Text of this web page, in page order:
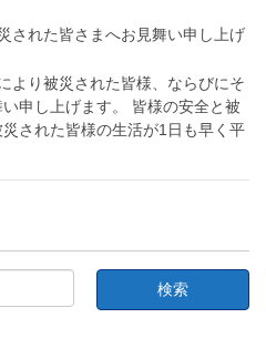
より被災された皆様、ならびにそ
申し上げます。 皆様の安全と被
された皆様の生活が1日も早く平